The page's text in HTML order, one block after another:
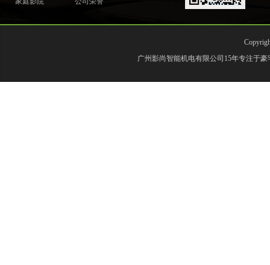
广州影尚智能机电有限公司15年专注于